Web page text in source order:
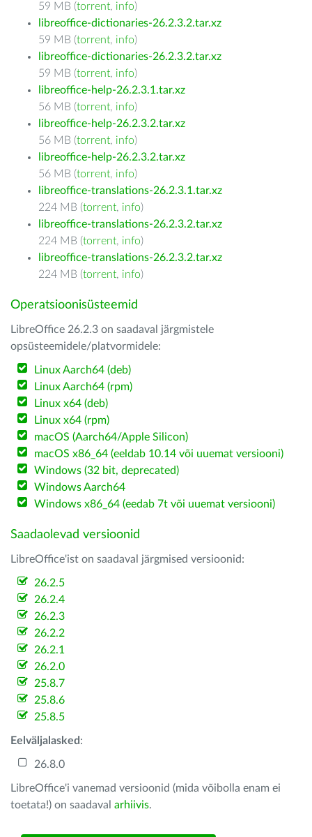
59 MB (torrent, info)
libreoffice-dictionaries-26.2.3.2.tar.xz
59 MB (torrent, info)
libreoffice-dictionaries-26.2.3.2.tar.xz
59 MB (torrent, info)
libreoffice-help-26.2.3.1.tar.xz
56 MB (torrent, info)
libreoffice-help-26.2.3.2.tar.xz
56 MB (torrent, info)
libreoffice-help-26.2.3.2.tar.xz
56 MB (torrent, info)
libreoffice-translations-26.2.3.1.tar.xz
224 MB (torrent, info)
libreoffice-translations-26.2.3.2.tar.xz
224 MB (torrent, info)
libreoffice-translations-26.2.3.2.tar.xz
224 MB (torrent, info)
Operatsioonisüsteemid
LibreOffice 26.2.3 on saadaval järgmistele
opsüsteemidele/platvormidele:
Linux Aarch64 (deb)
Linux Aarch64 (rpm)
Linux x64 (deb)
Linux x64 (rpm)
macOS (Aarch64/Apple Silicon)
macOS x86_64 (eeldab 10.14 või uuemat versiooni)
Windows (32 bit, deprecated)
Windows Aarch64
Windows x86_64 (eedab 7t või uuemat versiooni)
Saadaolevad versioonid
LibreOffice'ist on saadaval järgmised versioonid:
26.2.5
26.2.4
26.2.3
26.2.2
26.2.1
26.2.0
25.8.7
25.8.6
25.8.5
Eelväljalasked :
26.8.0
LibreOffice'i vanemad versioonid (mida võibolla enam ei
toetata!) on saadaval arhiivis.